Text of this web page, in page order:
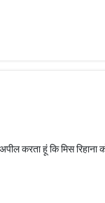
करता हूं कि मिस रिहाना